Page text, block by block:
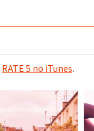
RATE 5 no iTunes.